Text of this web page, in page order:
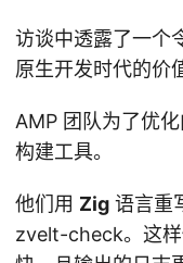
访谈中透露了一个
原生开发时代的价
AMP 团队为了优
构建工具。
他们用 Zig 语言重
zvelt-check。这